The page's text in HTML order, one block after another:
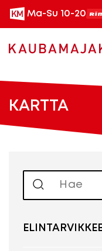
Ma-Su 10-20
KARTTA